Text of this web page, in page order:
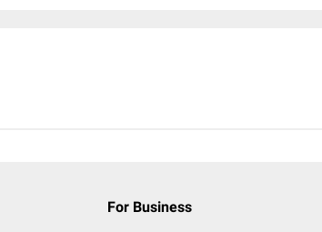
For Business